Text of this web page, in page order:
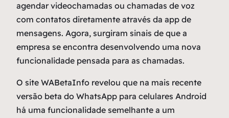
agendar videochamadas ou chamadas de voz
com contatos diretamente através da app de
mensagens. Agora, surgiram sinais de que a
empresa se encontra desenvolvendo uma nova
funcionalidade pensada para as chamadas.
O site WABetaInfo revelou que na mais recente
versão beta do WhatsApp para celulares Android
há uma funcionalidade semelhante a um